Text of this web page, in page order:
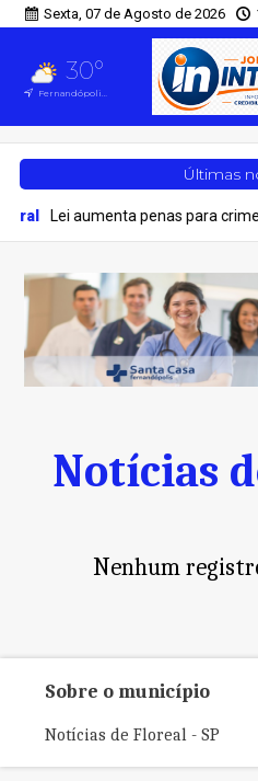
Sexta, 07 de Agosto de 2026
30°
Fernandópolis, SP
Últimas
aumenta penas para crimes
Notícias
Nenhum
Sobre o município
Notícias de Floreal - SP